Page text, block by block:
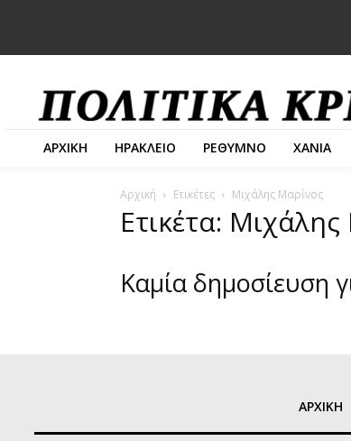
ΑΡΧΙΚΗ ΗΡΑΚΛΕΙΟ ΡΕΘΥΜΝΟ ΧΑΝΙΑ
Αρχική Ετικέτες Μιχάλης Μαρίνος
Ετικέτα:
Καμία δημοσίευση
ΑΡΧΙΚΗ